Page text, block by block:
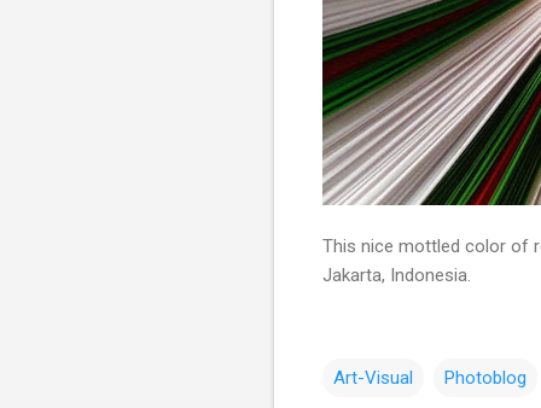
This nice mottled color of
Jakarta, Indonesia.
Art-Visual Photoblog